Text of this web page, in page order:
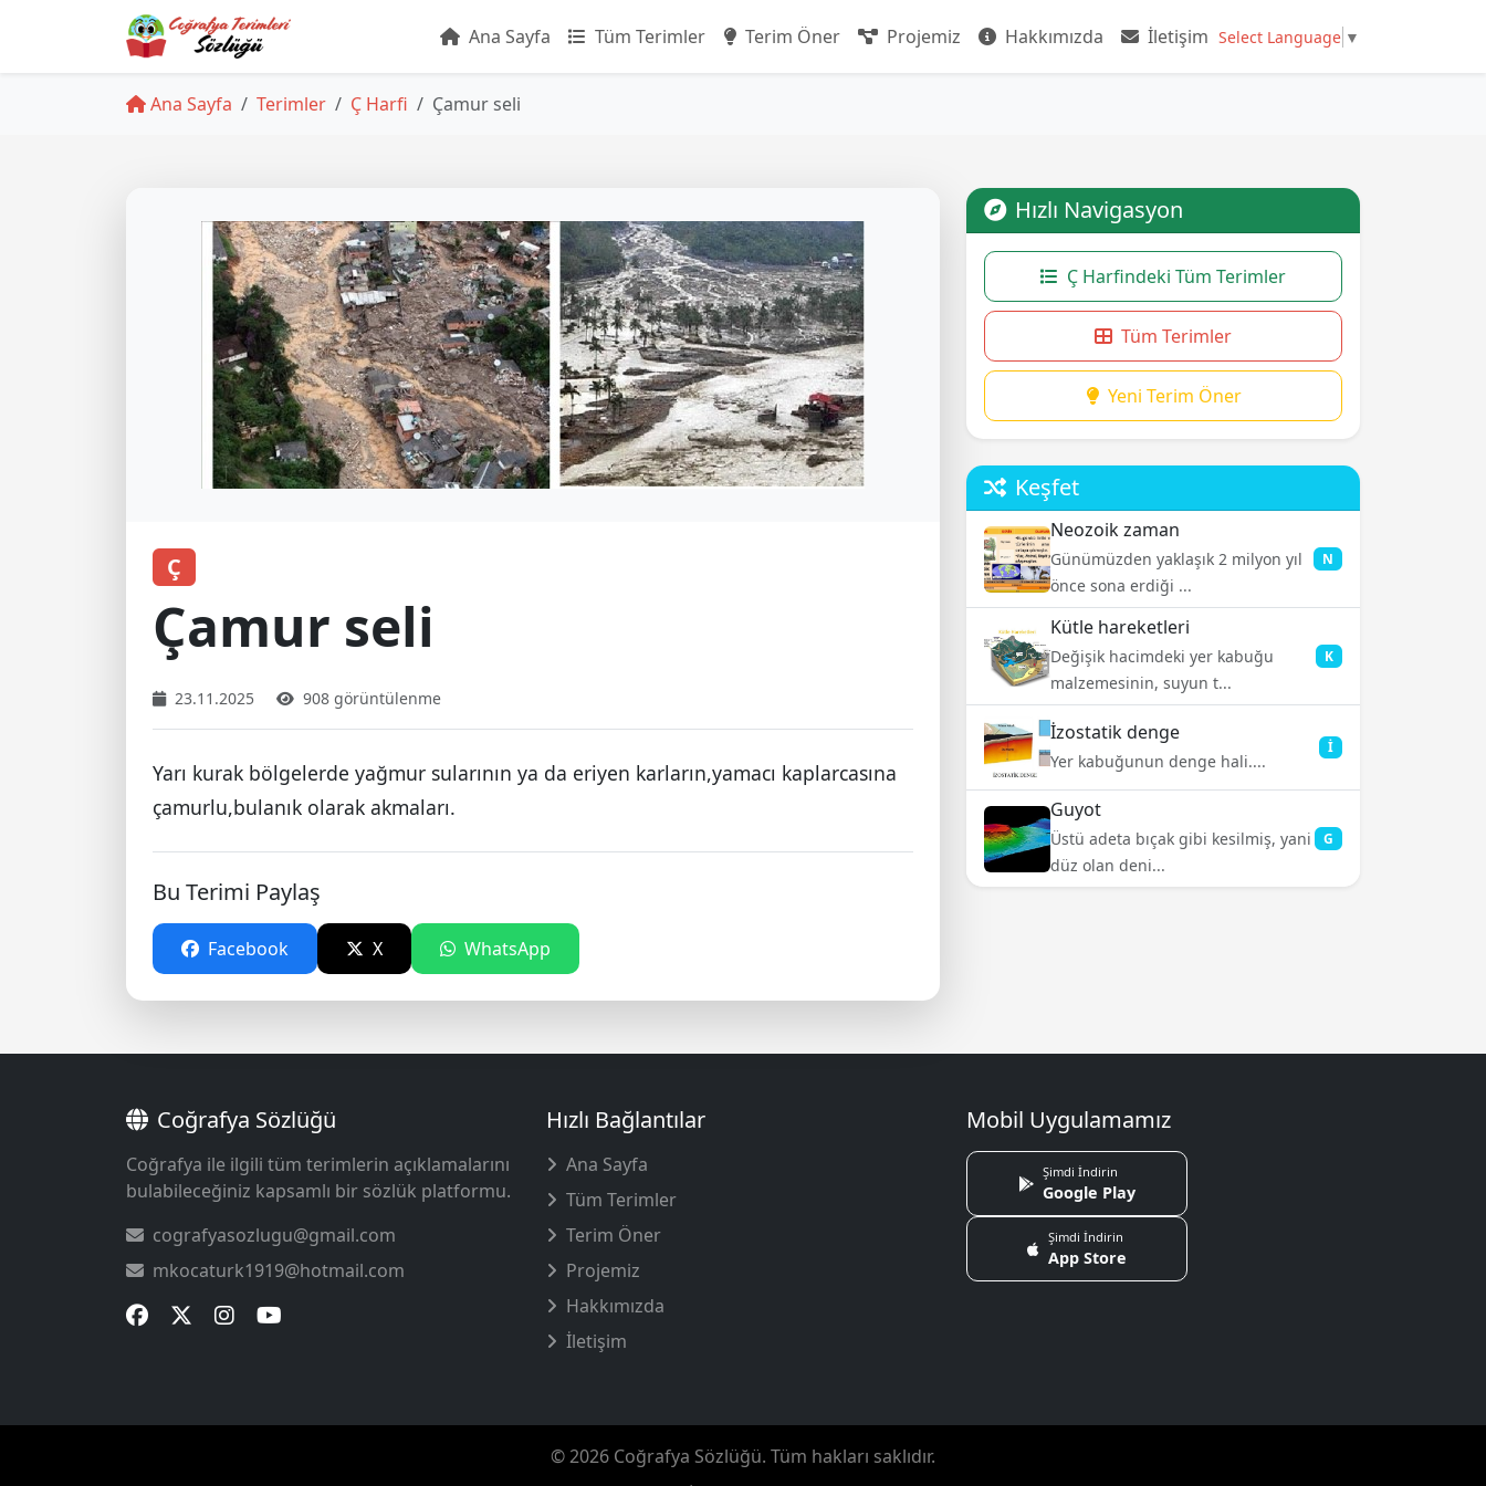
Ana Sayfa Tüm Terimler Terim Öner Projemiz Hakkımızda İletişim Select Language ▼
Ana Sayfa Terimler Ç Harfi Çamur seli
Ç
Çamur seli
23.11.2025 908 görüntülenme
Yarı kurak bölgelerde yağmur sularının ya da eriyen karların,yamacı kaplarcasına
çamurlu,bulanık olarak akmaları.
Bu Terimi Paylaş
Facebook X WhatsApp
Hızlı Navigasyon
Ç Harfindeki Tüm Terimler
Tüm Terimler
Yeni Terim Öner
Keşfet
Neozoik zaman
Günümüzden yaklaşık 2 milyon yıl
önce sona erdiği ...
N
Kütle hareketleri
Değişik hacimdeki yer kabuğu
malzemesinin, suyun t...
K
İzostatik denge
Yer kabuğunun denge hali....
İ
Guyot
Üstü adeta bıçak gibi kesilmiş, yani
düz olan deni...
G
Coğrafya Sözlüğü
Coğrafya ile ilgili tüm terimlerin açıklamalarını
bulabileceğiniz kapsamlı bir sözlük platformu.
cografyasozlugu@gmail.com
mkocaturk1919@hotmail.com
Hızlı Bağlantılar
Ana Sayfa
Tüm Terimler
Terim Öner
Projemiz
Hakkımızda
İletişim
Mobil Uygulamamız
Şimdi İndirin
Google Play
Şimdi İndirin
App Store
© 2026 Coğrafya Sözlüğü. Tüm hakları saklıdır.